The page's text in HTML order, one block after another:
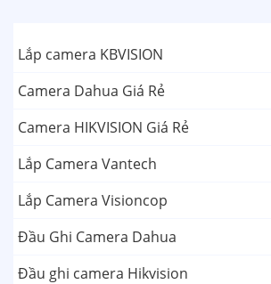
Lắp camera KBVISION
Camera Dahua Giá Rẻ
Camera HIKVISION Giá Rẻ
Lắp Camera Vantech
Lắp Camera Visioncop
Đầu Ghi Camera Dahua
Đầu ghi camera Hikvision